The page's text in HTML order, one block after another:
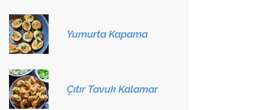
Yumurta Kapama
Çıtır Tavuk Kalamar